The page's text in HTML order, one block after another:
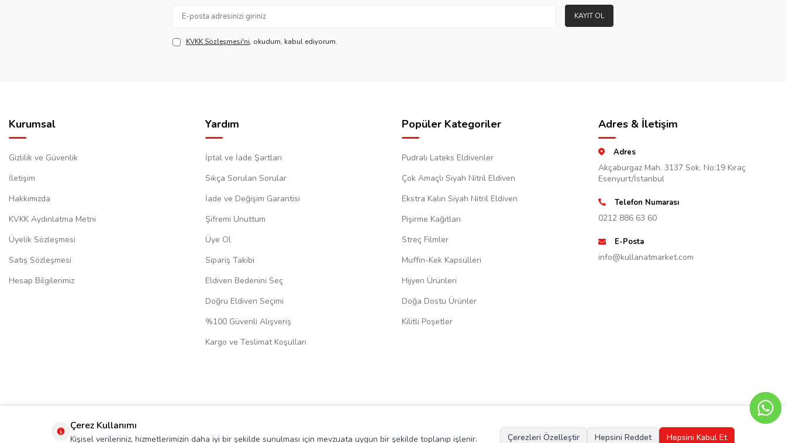
KAYIT OL
KVKK Sözleşmesi'ni, okudum, kabul ediyorum.
Kurumsal
Gizlilik ve Güvenlik
İletişim
Hakkımızda
KVKK Aydınlatma Metni
Üyelik Sözleşmesi
Satış Sözleşmesi
Hesap Bilgilerimiz
Yardım
İptal ve İade Şartları
Sıkça Sorulan Sorular
İade ve Değişim Garantisi
Şifremi Unuttum
Üye Ol
Sipariş Takibi
Eldiven Bedenini Seç
Doğru Eldiven Seçimi
%100 Güvenli Alışveriş
Kargo ve Teslimat Koşulları
Popüler Kategoriler
Pudralı Lateks Eldivenler
Çok Amaçlı Siyah Nitril Eldiven
Ekstra Kalın Siyah Nitril Eldiven
Pişirme Kağıtları
Streç Filmler
Muffin-Kek Kapsülleri
Hijyen Ürünleri
Doğa Dostu Ürünler
Kilitli Poşetler
Adres & İletişim
Adres
Akçaburgaz Mah. 3137 Sok. No:19 Kıraç
Esenyurt/İstanbul
Telefon Numarası
0212 886 63 60
E-Posta
info@kullanatmarket.com
Çerez Kullanımı
Kişisel verileriniz, hizmetlerimizin daha iyi bir şekilde sunulması için mevzuata uygun bir şekilde toplanıp işlenir. Çerezleri Özelleştir Hepsini Reddet Hepsini Kabul Et